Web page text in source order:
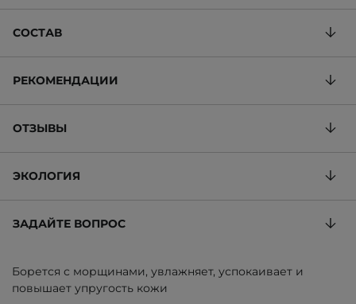
СОСТАВ
РЕКОМЕНДАЦИИ
ОТЗЫВЫ
ЭКОЛОГИЯ
ЗАДАЙТЕ ВОПРОС
Борется с морщинами, увлажняет, успокаивает и
повышает упругость кожи